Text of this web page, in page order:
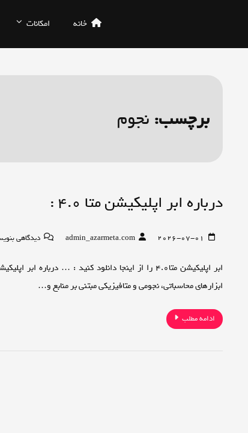
خانه امکانات
برچسب: نجوم
درباره ابر اپلیکیشن متا 4.0 :
2026-07-01
admin_azarmeta.com دیدگاهی
ابزارهای محاسباتی، نجومی و متافیزیکی مبتنی بر منابع و…
ادامه مطلب